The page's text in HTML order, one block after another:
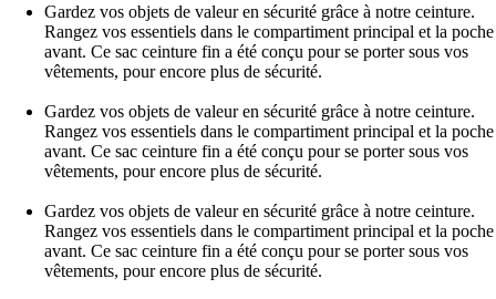
Gardez vos objets de valeur en sécurité grâce à notre ceinture.
Rangez vos essentiels dans le compartiment principal et la poche
avant. Ce sac ceinture fin a été conçu pour se porter sous vos
vêtements, pour encore plus de sécurité.
Gardez vos objets de valeur en sécurité grâce à notre ceinture.
Rangez vos essentiels dans le compartiment principal et la poche
avant. Ce sac ceinture fin a été conçu pour se porter sous vos
vêtements, pour encore plus de sécurité.
Gardez vos objets de valeur en sécurité grâce à notre ceinture.
Rangez vos essentiels dans le compartiment principal et la poche
avant. Ce sac ceinture fin a été conçu pour se porter sous vos
vêtements, pour encore plus de sécurité.